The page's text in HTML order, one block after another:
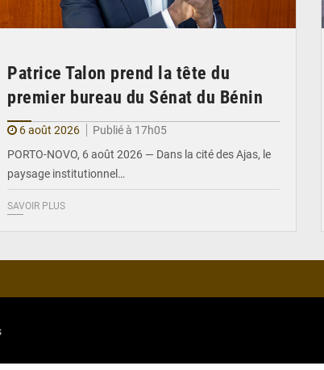
Patrice Talon prend la tête du
premier bureau du Sénat du Bénin
6 août 2026
Publié à 17h05
PORTO-NOVO, 6 août 2026 — Dans la cité des Ajas, le
paysage institutionnel…
SAVOIR PLUS